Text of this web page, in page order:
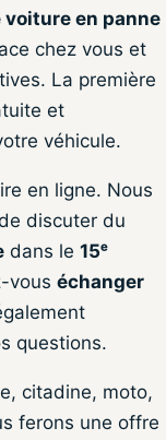
en panne
chez vous et
La première
et
véhicule.
en ligne. Nous
discuter du
dans le 15ᵉ
vous échanger
questions.
citadine, moto,
ferons une offre